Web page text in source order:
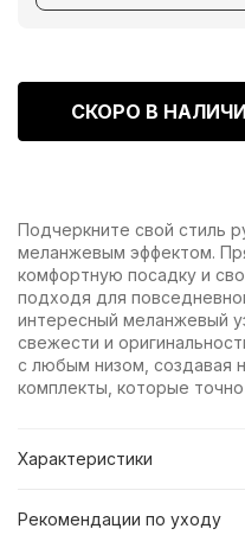
СКОРО В
Подчеркните свой стиль
меланжевым эффектом.
комфортную посадку и
подходя для
интересный меланжевый
свежести и
с любым низом, создавая
комплекты, которые
Характеристики
Рекомендации по уходу